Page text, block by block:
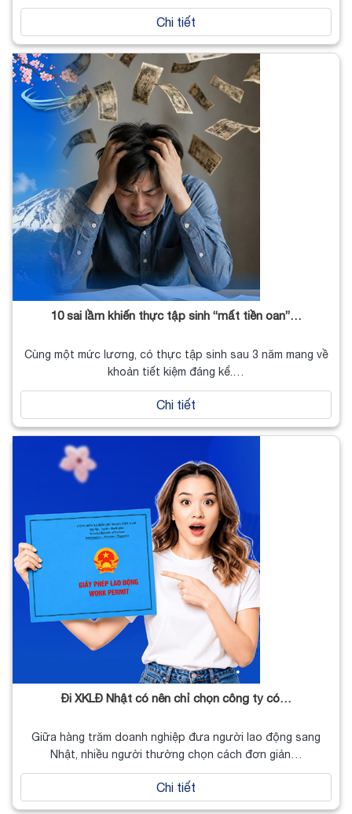
Chi tiết
10 sai lầm khiến thực tập sinh “mất tiền oan”…
Cùng một mức lương, có thực tập sinh sau 3 năm mang về
khoản tiết kiệm đáng kể.…
Chi tiết
Đi XKLĐ Nhật có nên chỉ chọn công ty có…
Giữa hàng trăm doanh nghiệp đưa người lao động sang
Nhật, nhiều người thường chọn cách đơn giản…
Chi tiết